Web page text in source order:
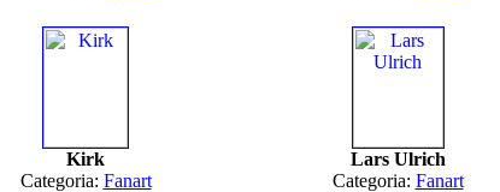
Kirk
Categoria: Fanart
Lars Ulrich
Categoria: Fanart